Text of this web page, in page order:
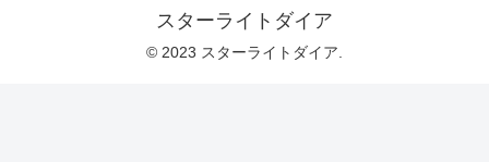
スターライトダイア
© 2023 スターライトダイア.